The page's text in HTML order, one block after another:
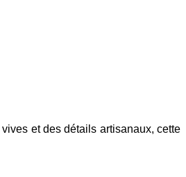
et des détails artisanaux, cette